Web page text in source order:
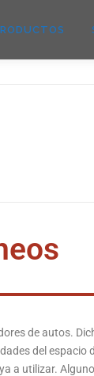
de autos.
del espacio
a utilizar.